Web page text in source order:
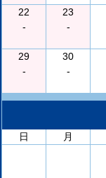
22
-
23
-
29
-
30
-
日
月